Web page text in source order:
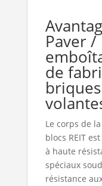
Paver
de
Le corps de
blocs REIT
à haute
spéciaux
résistance